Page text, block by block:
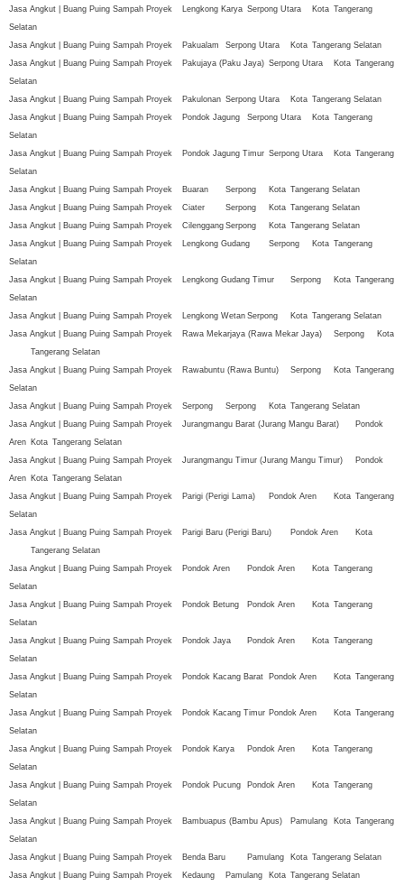
Jasa Angkut | Buang Puing Sampah Proyek
Lengkong Karya Serpong Utara Kota Tangerang
Selatan
Jasa Angkut | Buang Puing Sampah Proyek
Pakualam Serpong Utara Kota Tangerang Selatan
Jasa Angkut | Buang Puing Sampah Proyek
Pakujaya (Paku Jaya) Serpong Utara Kota Tangerang
Selatan
Jasa Angkut | Buang Puing Sampah Proyek
Pakulonan Serpong Utara Kota Tangerang Selatan
Jasa Angkut | Buang Puing Sampah Proyek
Pondok Jagung Serpong Utara Kota Tangerang
Selatan
Jasa Angkut | Buang Puing Sampah Proyek
Pondok Jagung Timur Serpong Utara Kota Tangerang
Selatan
Jasa Angkut | Buang Puing Sampah Proyek
Buaran Serpong Kota Tangerang Selatan
Jasa Angkut | Buang Puing Sampah Proyek
Ciater Serpong Kota Tangerang Selatan
Jasa Angkut | Buang Puing Sampah Proyek
Cilenggang Serpong Kota Tangerang Selatan
Jasa Angkut | Buang Puing Sampah Proyek
Lengkong Gudang Serpong Kota Tangerang
Selatan
Jasa Angkut | Buang Puing Sampah Proyek
Lengkong Gudang Timur Serpong Kota Tangerang
Selatan
Jasa Angkut | Buang Puing Sampah Proyek
Lengkong Wetan Serpong Kota Tangerang Selatan
Jasa Angkut | Buang Puing Sampah Proyek
Rawa Mekarjaya (Rawa Mekar Jaya) Serpong
Kota
Tangerang Selatan
Jasa Angkut | Buang Puing Sampah Proyek
Rawabuntu (Rawa Buntu) Serpong Kota Tangerang
Selatan
Jasa Angkut | Buang Puing Sampah Proyek
Serpong Serpong Kota Tangerang Selatan
Jasa Angkut | Buang Puing Sampah Proyek
Jurangmangu Barat (Jurang Mangu Barat)
Pondok
Aren Kota Tangerang Selatan
Jasa Angkut | Buang Puing Sampah Proyek
Jurangmangu Timur (Jurang Mangu Timur)
Pondok
Aren Kota Tangerang Selatan
Jasa Angkut | Buang Puing Sampah Proyek
Parigi (Perigi Lama) Pondok Aren Kota Tangerang
Selatan
Jasa Angkut | Buang Puing Sampah Proyek
Parigi Baru (Perigi Baru) Pondok Aren
Kota
Tangerang Selatan
Jasa Angkut | Buang Puing Sampah Proyek
Pondok Aren Pondok Aren Kota Tangerang
Selatan
Jasa Angkut | Buang Puing Sampah Proyek
Pondok Betung Pondok Aren Kota Tangerang
Selatan
Jasa Angkut | Buang Puing Sampah Proyek
Pondok Jaya Pondok Aren Kota Tangerang
Selatan
Jasa Angkut | Buang Puing Sampah Proyek
Pondok Kacang Barat Pondok Aren Kota Tangerang
Selatan
Jasa Angkut | Buang Puing Sampah Proyek
Pondok Kacang Timur Pondok Aren Kota Tangerang
Selatan
Jasa Angkut | Buang Puing Sampah Proyek
Pondok Karya Pondok Aren Kota Tangerang
Selatan
Jasa Angkut | Buang Puing Sampah Proyek
Pondok Pucung Pondok Aren Kota Tangerang
Selatan
Jasa Angkut | Buang Puing Sampah Proyek
Bambuapus (Bambu Apus) Pamulang Kota Tangerang
Selatan
Jasa Angkut | Buang Puing Sampah Proyek
Benda Baru Pamulang Kota Tangerang Selatan
Jasa Angkut | Buang Puing Sampah Proyek
Kedaung Pamulang Kota Tangerang Selatan